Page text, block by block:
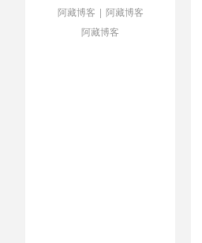
阿藏博客 | 阿藏博客
阿藏博客